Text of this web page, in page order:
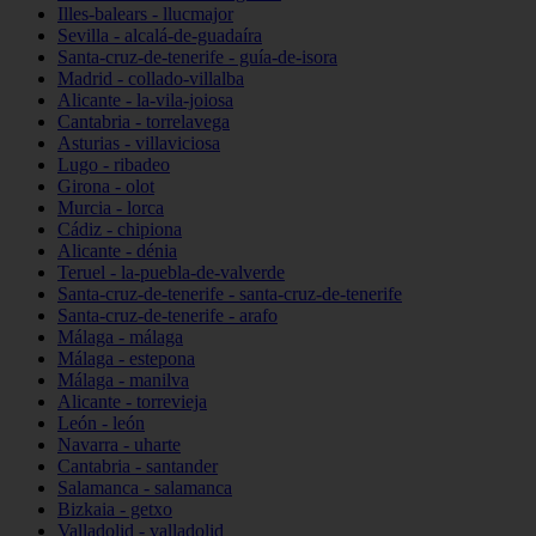
Illes-balears - llucmajor
Sevilla - alcalá-de-guadaíra
Santa-cruz-de-tenerife - guía-de-isora
Madrid - collado-villalba
Alicante - la-vila-joiosa
Cantabria - torrelavega
Asturias - villaviciosa
Lugo - ribadeo
Girona - olot
Murcia - lorca
Cádiz - chipiona
Alicante - dénia
Teruel - la-puebla-de-valverde
Santa-cruz-de-tenerife - santa-cruz-de-tenerife
Santa-cruz-de-tenerife - arafo
Málaga - málaga
Málaga - estepona
Málaga - manilva
Alicante - torrevieja
León - león
Navarra - uharte
Cantabria - santander
Salamanca - salamanca
Bizkaia - getxo
Valladolid - valladolid